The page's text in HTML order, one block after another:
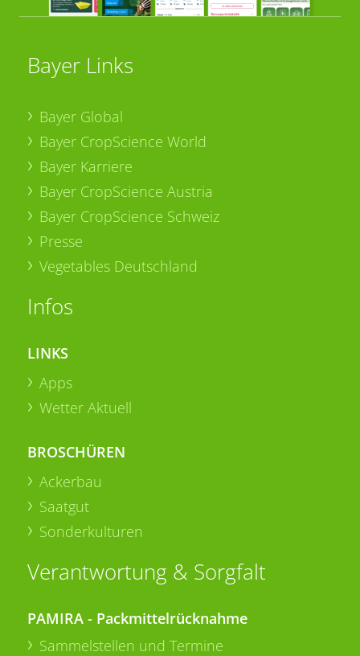
Bayer Links
Bayer Global
Bayer CropScience World
Bayer Karriere
Bayer CropScience Austria
Bayer CropScience Schweiz
Presse
Vegetables Deutschland
Infos
LINKS
Apps
Wetter Aktuell
BROSCHÜREN
Ackerbau
Saatgut
Sonderkulturen
Verantwortung & Sorgfalt
PAMIRA - Packmittelrücknahme
Sammelstellen und Termine